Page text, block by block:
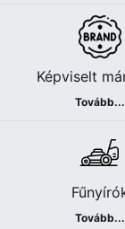
Képviselt
Tovább...
Tovább...